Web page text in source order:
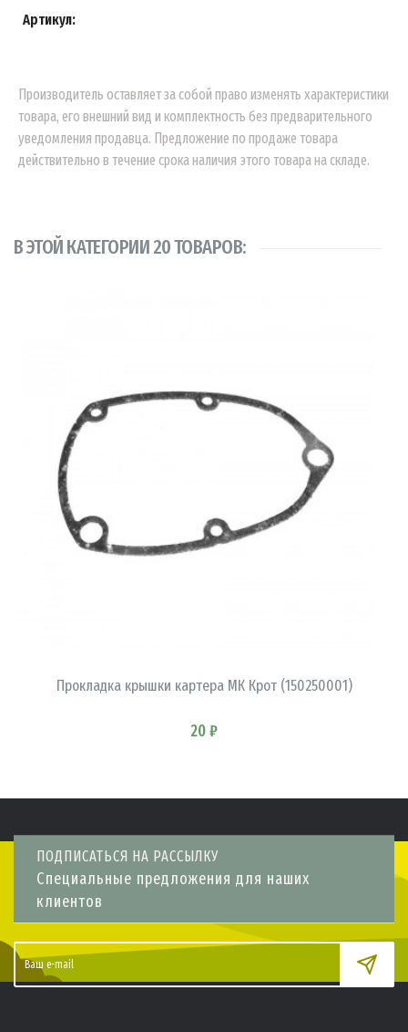
Артикул:
Производитель оставляет за собой право изменять характеристики
товара, его внешний вид и комплектность без предварительного
уведомления продавца. Предложение по продаже товара
действительно в течение срока наличия этого товара на складе.
В ЭТОЙ КАТЕГОРИИ 20 ТОВАРОВ:
Прокладка крышки картера МК Крот (150250001)
20 ₽
ПОДПИСАТЬСЯ НА РАССЫЛКУ
Специальные предложения для наших
клиентов